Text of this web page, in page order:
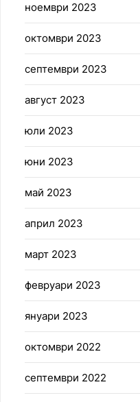
ноември 2023
октомври 2023
септември 2023
август 2023
юли 2023
юни 2023
май 2023
април 2023
март 2023
февруари 2023
януари 2023
октомври 2022
септември 2022